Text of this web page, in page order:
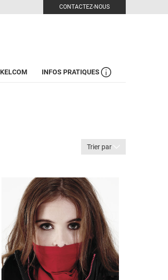
CONTACTEZ-NOUS
INFOS PRATIQUES
KELCOM
Trier par